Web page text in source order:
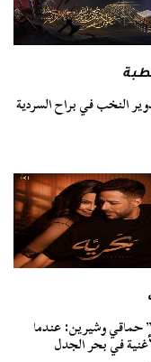
النخب في براح السردية
حماقي وشيرين: عندما
في بحر الجدل